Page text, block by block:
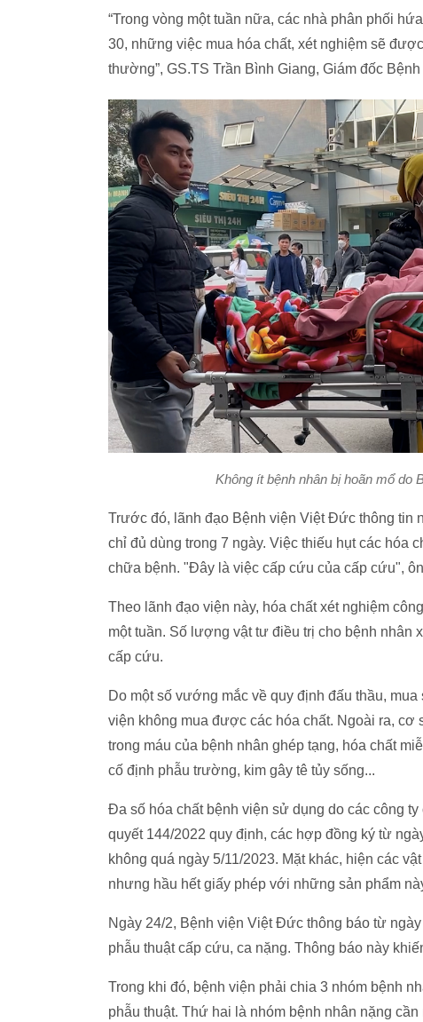
“Trong vòng một tuần nữa, các nhà phân phối
30, những việc mua hóa chất, xét nghiệm sẽ
thường”, GS.TS Trần Bình Giang, Giám đốc
Không ít bệnh nhân bị hoãn mổ do
Trước đó, lãnh đạo Bệnh viện Việt Đức thông tin
chỉ đủ dùng trong 7 ngày. Việc thiếu hụt các hóa
chữa bệnh. "Đây là việc cấp cứu của cấp cứu",
Theo lãnh đạo viện này, hóa chất xét nghiệm
một tuần. Số lượng vật tư điều trị cho bệnh nhân
cấp cứu.
Do một số vướng mắc về quy định đấu thầu,
viện không mua được các hóa chất. Ngoài ra,
trong máu của bệnh nhân ghép tạng, hóa chất
cố định phẫu trường, kim gây tê tủy sống...
Đa số hóa chất bệnh viện sử dụng do các công
quyết 144/2022 quy định, các hợp đồng ký từ
không quá ngày 5/11/2023. Mặt khác, hiện các
nhưng hầu hết giấy phép với những sản phẩm
Ngày 24/2, Bệnh viện Việt Đức thông báo từ
phẫu thuật cấp cứu, ca nặng. Thông báo này
Trong khi đó, bệnh viện phải chia 3 nhóm bệnh
phẫu thuật. Thứ hai là nhóm bệnh nhân nặng